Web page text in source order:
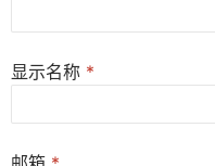
显示名称 *